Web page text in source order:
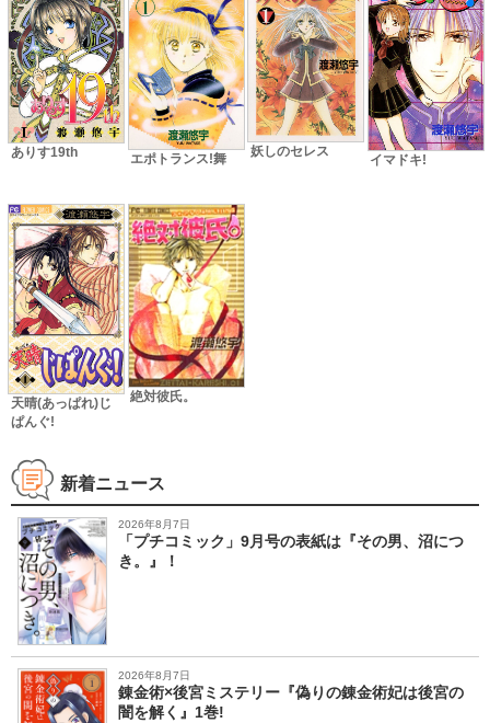
ありす19th エポトランス!舞
妖しのセレス
イマドキ!
天晴(あっぱれ)じ
ぱんぐ!
絶対彼氏。
新着ニュース
2026年8月7日
「プチコミック」9月号の表紙は『その男、沼につ
き。』！
2026年8月7日
錬金術×後宮ミステリー『偽りの錬金術妃は後宮の
闇を解く』1巻!